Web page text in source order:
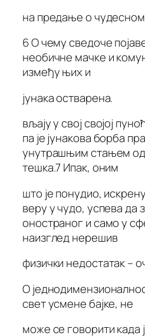
на предање о
6 О чему сведоче
необичне мачке и
између њих и
јунака остварена.
вљају у свој својој
па је јунакова борба
унутрашњим стањем
тешка.7 Ипак, оним
што је понудио,
веру у чудо, успева да
оностраног и само у
наизглед нерешив
физички недостатак –
О
свет усмене бајке, не
може се говорити када